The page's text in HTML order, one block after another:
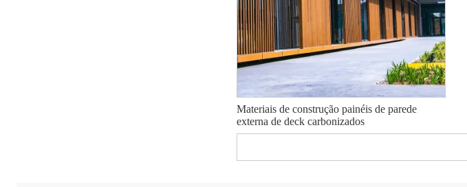
Materiais de construção painéis de parede
externa de deck carbonizados